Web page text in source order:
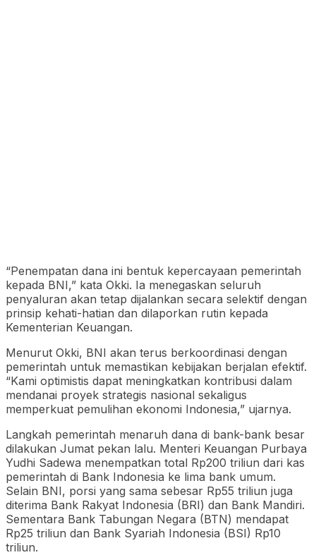
“Penempatan dana ini bentuk kepercayaan pemerintah
kepada BNI,” kata Okki. Ia menegaskan seluruh
penyaluran akan tetap dijalankan secara selektif dengan
prinsip kehati-hatian dan dilaporkan rutin kepada
Kementerian Keuangan.
Menurut Okki, BNI akan terus berkoordinasi dengan
pemerintah untuk memastikan kebijakan berjalan efektif.
“Kami optimistis dapat meningkatkan kontribusi dalam
mendanai proyek strategis nasional sekaligus
memperkuat pemulihan ekonomi Indonesia,” ujarnya.
Langkah pemerintah menaruh dana di bank-bank besar
dilakukan Jumat pekan lalu. Menteri Keuangan Purbaya
Yudhi Sadewa menempatkan total Rp200 triliun dari kas
pemerintah di Bank Indonesia ke lima bank umum.
Selain BNI, porsi yang sama sebesar Rp55 triliun juga
diterima Bank Rakyat Indonesia (BRI) dan Bank Mandiri.
Sementara Bank Tabungan Negara (BTN) mendapat
Rp25 triliun dan Bank Syariah Indonesia (BSI) Rp10
triliun.